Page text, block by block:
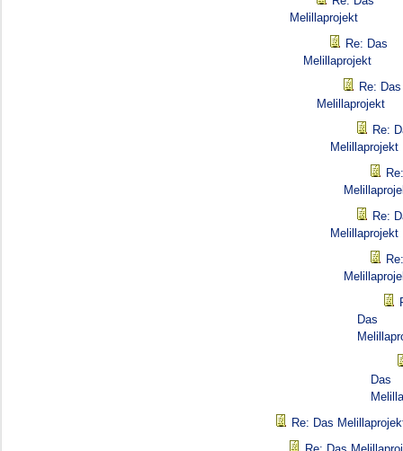
Melillaprojekt
Re: Das
Melillaprojekt
Re: Das
Melillaprojekt
Re:
Melillaprojekt
Re:
Melillaprojekt
Das
Das
Re: Das